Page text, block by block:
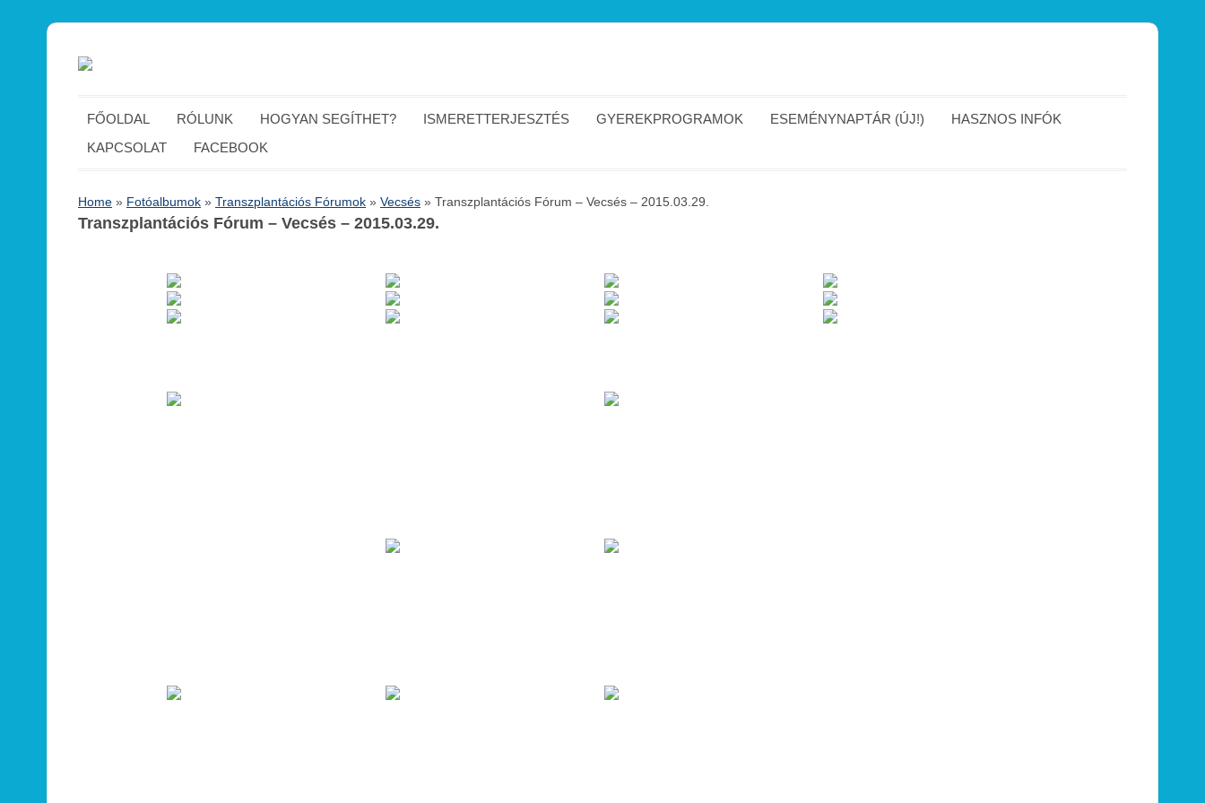
FŐOLDAL RÓLUNK HOGYAN SEGÍTHET? ISMERETTERJESZTÉS GYEREKPROGRAMOK ESEMÉNYNAPTÁR (ÚJ!)
HASZNOS INFÓK
KAPCSOLAT
FACEBOOK
Home » Fotóalbumok » Transzplantációs Fórumok » Vecsés » Transzplantációs Fórum – Vecsés – 2015.03.29.
Transzplantációs Fórum – Vecsés – 2015.03.29.